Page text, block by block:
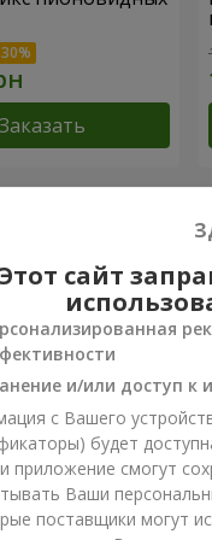
Заказать
Доставка
«Выбор
2026 год
о товаре
этот
свой отзыв о товаре.
Этот сайт
и/или доступ к
с Вашего
будет
приложение смогут
Ваши
поставщики могут